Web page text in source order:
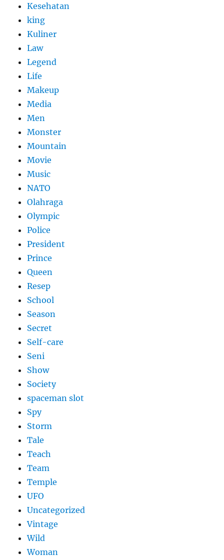
Kesehatan
king
Kuliner
Law
Legend
Life
Makeup
Media
Men
Monster
Mountain
Movie
Music
NATO
Olahraga
Olympic
Police
President
Prince
Queen
Resep
School
Season
Secret
Self-care
Seni
Show
Society
spaceman slot
Spy
Storm
Tale
Teach
Team
Temple
UFO
Uncategorized
Vintage
Wild
Woman